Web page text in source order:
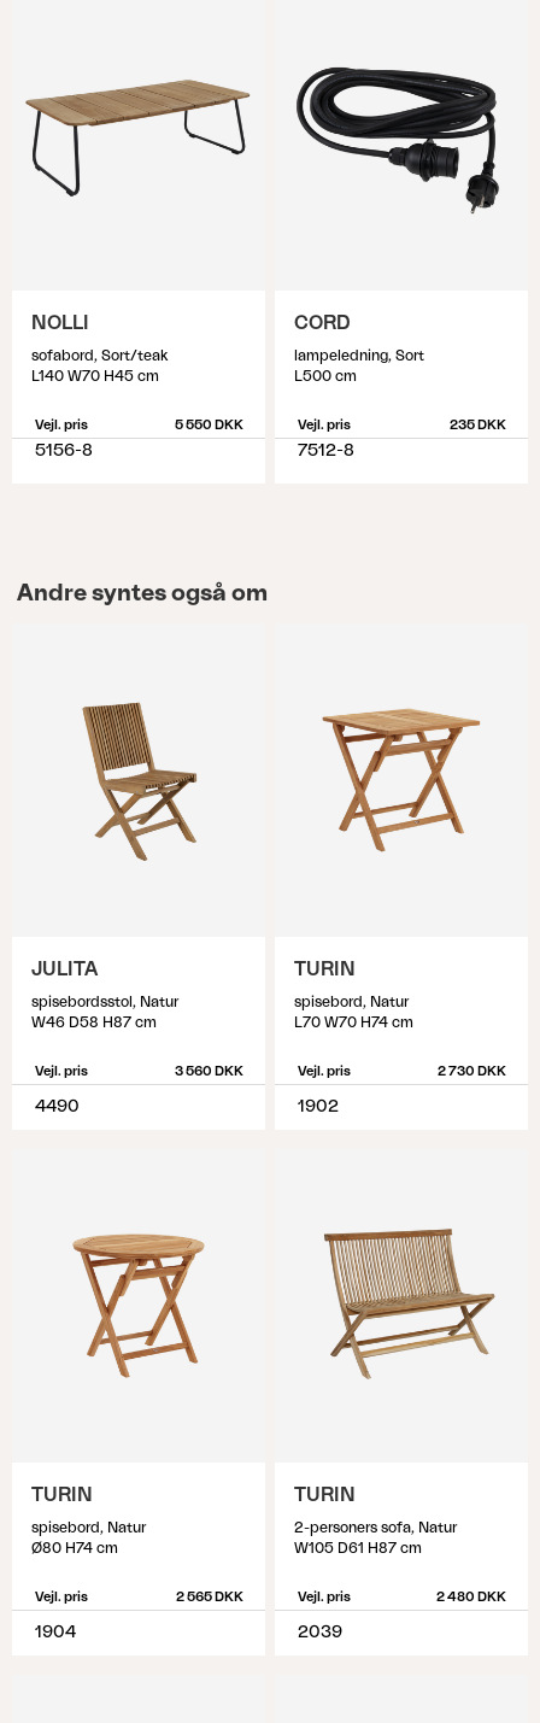
NOLLI
sofabord, Sort/teak
L140 W70 H45 cm
Vejl. pris 5 550 DKK
5156-8
CORD
lampeledning, Sort
L500 cm
Vejl. pris 235 DKK
7512-8
Andre syntes også om
JULITA
spisebordsstol, Natur
W46 D58 H87 cm
Vejl. pris 3 560 DKK
4490
TURIN
spisebord, Natur
L70 W70 H74 cm
Vejl. pris 2 730 DKK
1902
TURIN
spisebord, Natur
Ø80 H74 cm
Vejl. pris 2 565 DKK
1904
TURIN
2-personers sofa, Natur
W105 D61 H87 cm
Vejl. pris 2 480 DKK
2039